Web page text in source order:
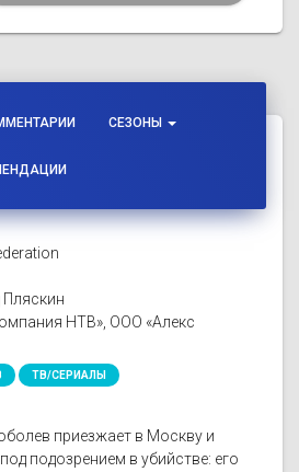
СЕЗОНЫ
НТВ», ООО «Алекс
ТВ/СЕРИАЛЫ
приезжает в Москву и
подозрением в убийстве: его